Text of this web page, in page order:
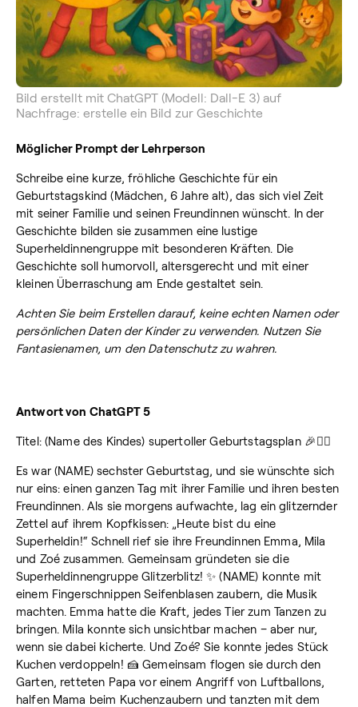
Möglicher Prompt der Lehrperson
Schreibe eine kurze, fröhliche Geschichte für ein
Geburtstagskind (Mädchen, 6 Jahre alt), das sich viel Zeit
mit seiner Familie und seinen Freundinnen wünscht. In der
Geschichte bilden sie zusammen eine lustige
Superheldinnengruppe mit besonderen Kräften. Die
Geschichte soll humorvoll, altersgerecht und mit einer
kleinen Überraschung am Ende gestaltet sein.
Achten Sie beim Erstellen darauf, keine echten Namen oder
persönlichen Daten der Kinder zu verwenden. Nutzen Sie
Fantasienamen, um den Datenschutz zu wahren.
Bild erstellt mit ChatGPT (Modell: Dall-E 3) auf
Nachfrage: erstelle ein Bild zur Geschichte
Antwort von ChatGPT 5
Titel: (Name des Kindes) supertoller Geburtstagsplan 🎉🦸‍♀️
Es war (NAME) sechster Geburtstag, und sie wünschte sich
nur eins: einen ganzen Tag mit ihrer Familie und ihren besten
Freundinnen. Als sie morgens aufwachte, lag ein glitzernder
Zettel auf ihrem Kopfkissen: „Heute bist du eine
Superheldin!“ Schnell rief sie ihre Freundinnen Emma, Mila
und Zoé zusammen. Gemeinsam gründeten sie die
Superheldinnengruppe Glitzerblitz! ✨ (NAME) konnte mit
einem Fingerschnippen Seifenblasen zaubern, die Musik
machten. Emma hatte die Kraft, jedes Tier zum Tanzen zu
bringen. Mila konnte sich unsichtbar machen – aber nur,
wenn sie dabei kicherte. Und Zoé? Sie konnte jedes Stück
Kuchen verdoppeln! 🍰 Gemeinsam flogen sie durch den
Garten, retteten Papa vor einem Angriff von Luftballons,
halfen Mama beim Kuchenzaubern und tanzten mit dem